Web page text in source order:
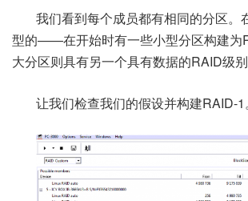
我们看到每个成员都有相同的分区。
型的——在开始时有一些小型分区构建为
大分区则具有另一个具有数据的RAID级别
让我们检查我们的假设并构建RAID-1。